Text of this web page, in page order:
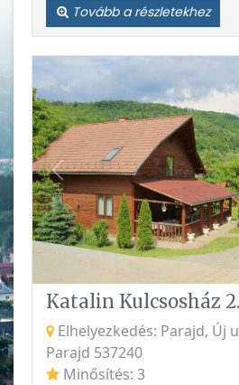
Tovább a részletekhez
Vissza
Katalin Kulcsosház 2.
Elhelyezkedés: Parajd, Új
Parajd 537240
Minősítés: 3